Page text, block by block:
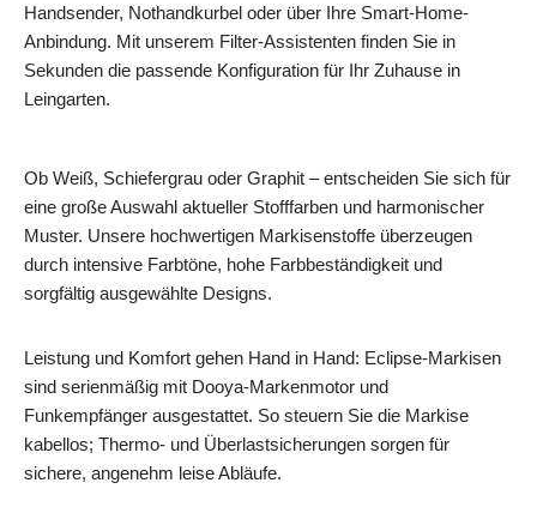
Handsender, Nothandkurbel oder über Ihre Smart-Home-
Anbindung. Mit unserem Filter-Assistenten finden Sie in
Sekunden die passende Konfiguration für Ihr Zuhause in
Leingarten.
Ob Weiß, Schiefergrau oder Graphit – entscheiden Sie sich für
eine große Auswahl aktueller Stofffarben und harmonischer
Muster. Unsere hochwertigen Markisenstoffe überzeugen
durch intensive Farbtöne, hohe Farbbeständigkeit und
sorgfältig ausgewählte Designs.
Leistung und Komfort gehen Hand in Hand: Eclipse-Markisen
sind serienmäßig mit Dooya-Markenmotor und
Funkempfänger ausgestattet. So steuern Sie die Markise
kabellos; Thermo- und Überlastsicherungen sorgen für
sichere, angenehm leise Abläufe.